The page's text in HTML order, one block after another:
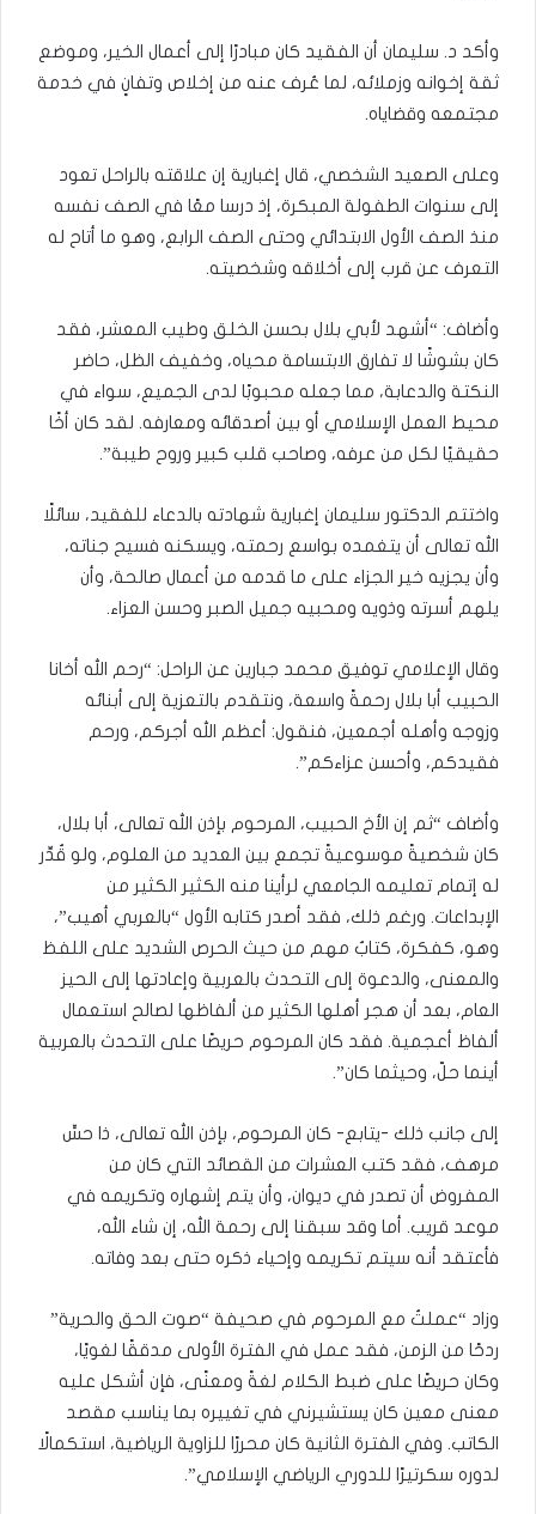
وأكد د. سليمان أن الفقيد كان مبادرًا إلى أعمال الخير، وموضع
ثقة إخوانه وزملائه، لما عُرف عنه من إخلاص وتفانٍ في خدمة
مجتمعه وقضاياه.
وعلى الصعيد الشخصي، قال إغبارية إن علاقته بالراحل تعود
إلى سنوات الطفولة المبكرة، إذ درسا معًا في الصف نفسه
منذ الصف الأول الابتدائي وحتى الصف الرابع، وهو ما أتاح له
التعرف عن قرب إلى أخلاقه وشخصيته.
وأضاف: “أشهد لأبي بلال بحسن الخلق وطيب المعشر، فقد
كان بشوشًا لا تفارق الابتسامة محياه، وخفيف الظل، حاضر
النكتة والدعابة، مما جعله محبوبًا لدى الجميع، سواء في
محيط العمل الإسلامي أو بين أصدقائه ومعارفه. لقد كان أخًا
حقيقيًا لكل من عرفه، وصاحب قلب كبير وروح طيبة”.
واختتم الدكتور سليمان إغبارية شهادته بالدعاء للفقيد، سائلًا
الله تعالى أن يتغمده بواسع رحمته، ويسكنه فسيح جناته،
وأن يجزيه خير الجزاء على ما قدمه من أعمال صالحة، وأن
يلهم أسرته وذويه ومحبيه جميل الصبر وحسن العزاء.
وقال الإعلامي توفيق محمد جبارين عن الراحل: “رحم الله أخانا
الحبيب أبا بلال رحمةً واسعة، ونتقدم بالتعزية إلى أبنائه
وزوجه وأهله أجمعين، فنقول: أعظم الله أجركم، ورحم
فقيدكم، وأحسن عزاءكم”.
وأضاف “ثم إن الأخ الحبيب، المرحوم بإذن الله تعالى، أبا بلال،
كان شخصيةً موسوعيةً تجمع بين العديد من العلوم، ولو قُدِّر
له إتمام تعليمه الجامعي لرأينا منه الكثير الكثير من
الإبداعات. ورغم ذلك، فقد أصدر كتابه الأول “بالعربي أهيب”،
وهو، كفكرة، كتابٌ مهم من حيث الحرص الشديد على اللفظ
والمعنى، والدعوة إلى التحدث بالعربية وإعادتها إلى الحيز
العام، بعد أن هجر أهلها الكثير من ألفاظها لصالح استعمال
ألفاظ أعجمية. فقد كان المرحوم حريصًا على التحدث بالعربية
أينما حلّ، وحيثما كان”.
إلى جانب ذلك -يتابع- كان المرحوم، بإذن الله تعالى، ذا حسٍّ
مرهف، فقد كتب العشرات من القصائد التي كان من
المفروض أن تصدر في ديوان، وأن يتم إشهاره وتكريمه في
موعد قريب. أما وقد سبقنا إلى رحمة الله، إن شاء الله،
فأعتقد أنه سيتم تكريمه وإحياء ذكره حتى بعد وفاته.
وزاد “عملتُ مع المرحوم في صحيفة “صوت الحق والحرية”
ردحًا من الزمن، فقد عمل في الفترة الأولى مدققًا لغويًا،
وكان حريصًا على ضبط الكلام لغةً ومعنًى، فإن أشكل عليه
معنى معين كان يستشيرني في تغييره بما يناسب مقصد
الكاتب. وفي الفترة الثانية كان محررًا للزاوية الرياضية، استكمالًا
لدوره سكرتيرًا للدوري الرياضي الإسلامي”.